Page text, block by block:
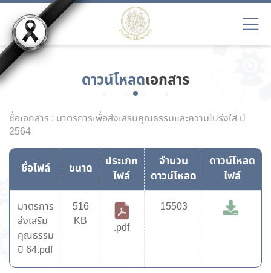
ดาวน์โหลดเอกสาร
ชื่อเอกสาร : มาตรการเพื่อส่งเสริมคุณธรรมและความโปร่งใส ปี
2564
ชื่อไฟล์ ขนาด
ประเภท
ไฟล์
จำนวน
ดาวน์โหลด
ดาวน์โหลด
ไฟล์
มาตรการ
ส่งเสริม
คุณธรรม
ปี 64.pdf
516
KB
.pdf
15503